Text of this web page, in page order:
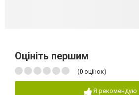
Оцініть першим
(0 оцінок)
Я рекомендую